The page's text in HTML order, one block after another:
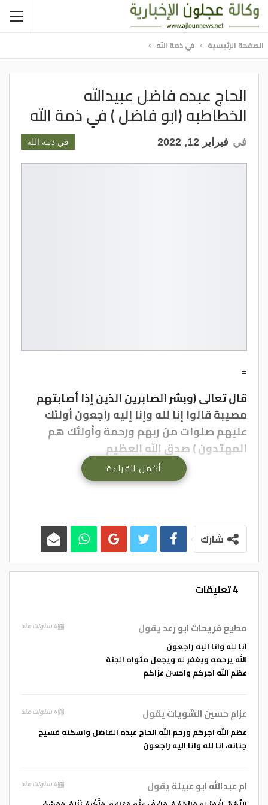
الصفحة الرئيسية في ذمة الله
الحاج عبده فاضل عبيدالله
الخطاطبه (ابو فاضل ) في ذمة الله
في ذمة الله في فبراير 12, 2022
=
قال تعالى (وبشر الصابرين الذين إذا أصابتهم
مصيبة قالوا إنا لله وإنا إليه راجعون أولئك
عليهم صلوات من ربهم ورحمة وأولئك هم
المهتدون ) صدق الله العظيم
)، وسيشيع جثمان المرحوم الطاهر في كفرنجه .
أسرة وكالة عجلون الاخبارية تتقدم بخالص
عموم عشيرة الخطاطبه ، سائلين العلي القدير
أن يتغمده بواسع رحمته وأن يسكنه فسيح
جنانه (مَعَ الَّذِينَ أَنْعَمَ اللَّهُ عَلَيْهِمْ مِنَ النَّبِيِّينَ
وَالصِّدِّيقِينَ وَالشُّهَدَاءِ وَالصَّالِحِينَ وَحَسُنَ أُولَئِكَ
(اللَّهُمَّ، اغْفِرْ له وَارْحَمْهُ، وَاعْفُ عنْه وَعَافِهِ، وَأَكْرِمْ
وَنَقِّهِ مِنَ الخَطَايَا كما يُنَقَّى الثَّوْبُ الأبْيَضُ مِنَ
الدَّنَسِ، وَأَبْدِلْهُ دَارًا خَيْرًا مِن دَارِهِ، وَأَهْلًا خَيْرًا مِن
أكمل القراءة
شارك
4 تعليقات
مطيع فريحات ابو رعديقول
انا لله وانا اليه راجعون
الله يرحمه ويغفر له ويجعل مثواه الجنة
عظم الله اجركم واحسن عزاكم
عزام حسين الشوياتيقول
عظم الله اجركم ورحم الله الحاج عبده الفاضل واسكنه فسيح
جنانه، انا لله وانا اليه راجعون
ام عبدالله ابو عبيلةيقول